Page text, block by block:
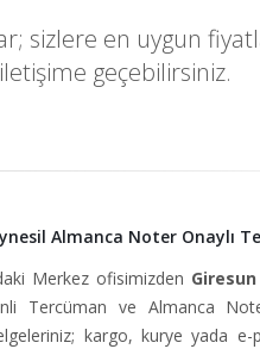
sizlere en uygun
geçebilirsiniz.
Almanca Noter Onaylı
Merkez ofisimizden Giresun
Tercüman ve Almanca
kargo, kurye yada e-